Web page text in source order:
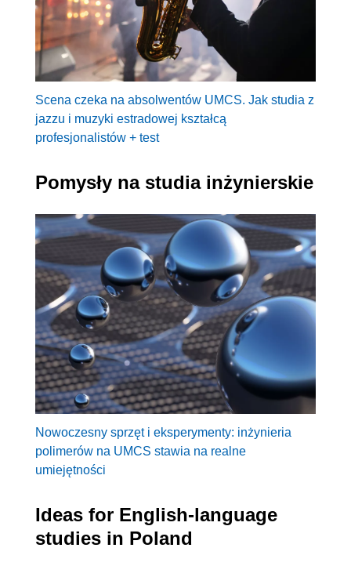
Scena czeka na absolwentów UMCS. Jak studia z
jazzu i muzyki estradowej kształcą
profesjonalistów + test
Pomysły na studia inżynierskie
Nowoczesny sprzęt i eksperymenty: inżynieria
polimerów na UMCS stawia na realne
umiejętności
Ideas for English-language
studies in Poland